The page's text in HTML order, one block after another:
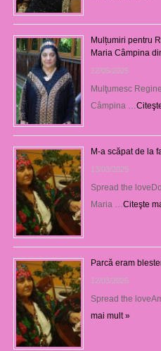
Mulțumiri pentru
Maria Câmpina
22/05/2025
Mulţumesc
Câmpina …
M-a scăpat de la
13/03/2025
Spread the
Maria … Citeşte
Parcă eram
12/03/2025
Spread the
mai mult »